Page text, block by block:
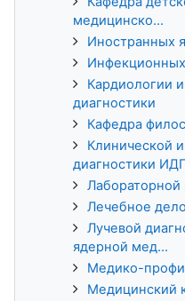
медицинско...
Иностранных
Кардиологии
диагностики
Кафедра
Клинической
диагностики
Лечебное
Лучевой
ядерной мед...
Медико-
Медицинский